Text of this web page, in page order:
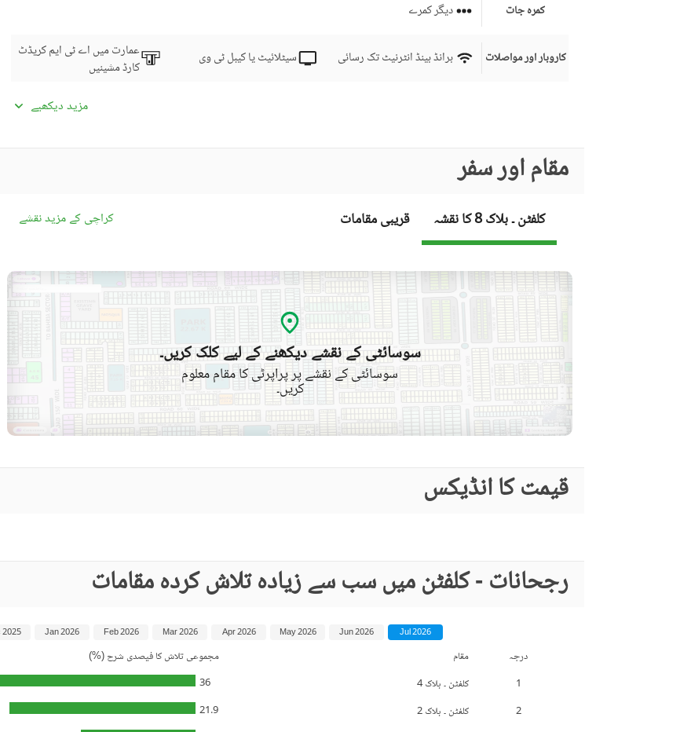
کمرہ جات دیگر کمرے
کاروبار اور مواصلات برانڈ بینڈ انٹرنیٹ تک رسائی سیٹلائیٹ یا کیبل ٹی وی
عمارت میں اے ٹی ایم کریڈٹ
کارڈ مشینیں
نزدیکی علاقے اور
قریبی سکول
قریبی شاپنگ مالز
قریبی ریسٹورنٹ
دیگر قریبی جگہیں
مزید خصوصیات حفاظتی عملہ دیگر سہولیات
مزید دیکھیے
مقام اور سفر
کلفٹن ۔ بلاک 8 کا نقشہ قریبی مقامات کراچی کے مزید نقشے
سوسائٹی کے نقشے دیکھنے کے لیے کلک کریں۔
سوسائٹی کے نقشے پر پراپرٹی کا مقام معلوم
کریں۔
قیمت کا انڈیکس
رجحانات - کلفٹن میں سب سے زیادہ تلاش کردہ مقامات
درجہ مقام مجموعی تلاش کا فیصدی شرح (%)
1
کلفٹن ۔ بلاک 4 36
2
کلفٹن ۔ بلاک 2 21.9
Jul 2026
Jun 2026
May 2026
Apr 2026
Mar 2026
Feb 2026
Jan 2026
2025